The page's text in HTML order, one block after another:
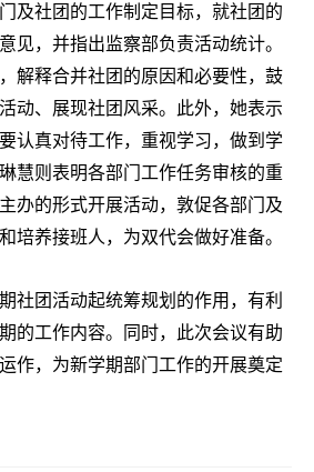
及社团的工作制定目标，就社团的
见，并指出监察部负责活动统计。
解释合并社团的原因和必要性，鼓
动、展现社团风采。此外，她表示
认真对待工作，重视学习，做到学
慧则表明各部门工作任务审核的重
办的形式开展活动，敦促各部门及
培养接班人，为双代会做好准备。
社团活动起统筹规划的作用，有利
的工作内容。同时，此次会议有助
作，为新学期部门工作的开展奠定